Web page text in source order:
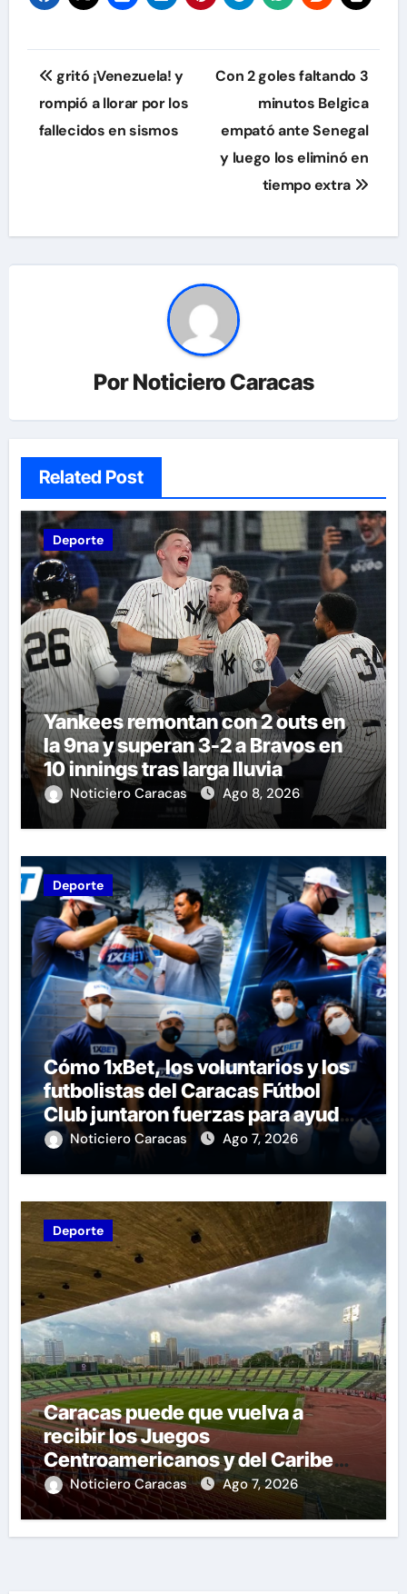
Navegación
de
entradas
gritó ¡Venezuela! y
rompió a llorar por los
fallecidos en sismos
Con 2 goles faltando 3
minutos Belgica
empató ante Senegal
y luego los eliminó en
tiempo extra
PorNoticiero Caracas
Related Post
Deporte
Yankees remontan con 2 outs en
la 9na y superan 3-2 a Bravos en
10 innings tras larga lluvia
Noticiero Caracas Ago 8, 2026
Deporte
Cómo 1xBet, los voluntarios y los
futbolistas del Caracas Fútbol
Club juntaron fuerzas para ayudar
a las familias de Venezuela
Noticiero Caracas Ago 7, 2026
Deporte
Caracas puede que vuelva a
recibir los Juegos
Centroamericanos y del Caribe
tras mas de 70 años
Noticiero Caracas Ago 7, 2026